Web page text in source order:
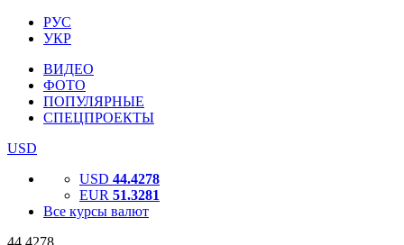
РУС
УКР
ВИДЕО
ФОТО
ПОПУЛЯРНЫЕ
СПЕЦПРОЕКТЫ
USD
USD 44.4278
EUR 51.3281
Все курсы валют
44.4278